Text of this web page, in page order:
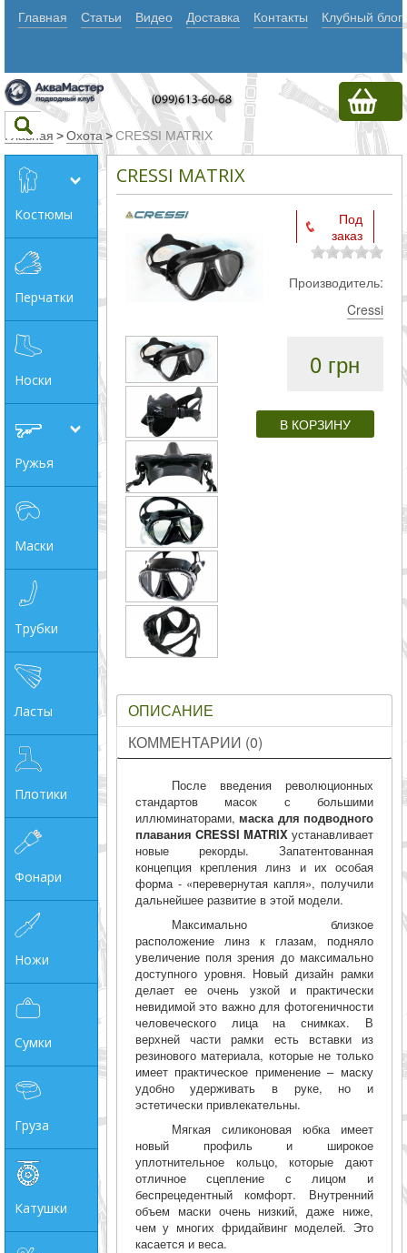
Главная Статьи Видео Доставка Контакты Клубный блог
Текст
Искать
Любое из
слов
слова
Точное
Категории
Производитель
_JSHOP_SEARCH_COINS
от
до
грн
Главная >Охота >CRESSI MATRIX
Костюмы
Перчатки
Носки
Ружья
Маски
Трубки
Ласты
Плотики
Фонари
Ножи
Сумки
Груза
Катушки
CRESSI MATRIX
Под
заказ
Производитель:
Cressi
0 грн
ОПИСАНИЕ
КОММЕНТАРИИ (0)
После введения революционных
стандартов масок с большими
иллюминаторами, маска для подводного
плавания CRESSI MATRIX устанавливает
новые рекорды. Запатентованная
концепция крепления линз и их особая
форма - «перевернутая капля», получили
дальнейшее развитие в этой модели.
Максимально близкое
расположение линз к глазам, подняло
увеличение поля зрения до максимально
доступного уровня. Новый дизайн рамки
делает ее очень узкой и практически
невидимой это важно для фотогеничности
человеческого лица на снимках. В
верхней части рамки есть вставки из
резинового материала, которые не только
имеет практическое применение – маску
удобно удерживать в руке, но и
эстетически привлекательны.
Мягкая силиконовая юбка имеет
новый профиль и широкое
уплотнительное кольцо, которые дают
отличное сцепление с лицом и
беспрецедентный комфорт. Внутренний
объем маски очень низкий, даже ниже,
чем у многих фридайвинг моделей. Это
касается и веса.